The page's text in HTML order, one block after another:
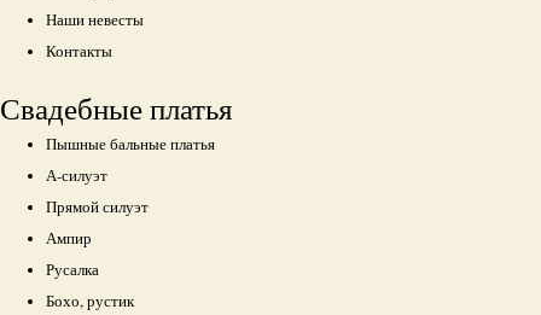
Наши невесты
Контакты
Свадебные платья
Пышные бальные платья
А-силуэт
Прямой силуэт
Ампир
Русалка
Бохо, рустик